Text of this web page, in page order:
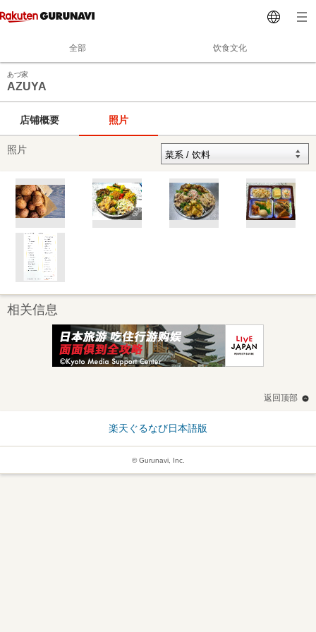
全部 饮食文化
あづ家
AZUYA
店铺概要 照片
照片
相关信息
返回顶部
楽天ぐるなび日本語版
© Gurunavi, Inc.